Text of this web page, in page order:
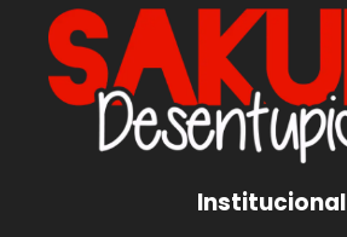
Institucional